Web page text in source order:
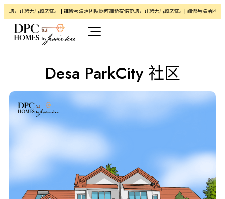
让您无后顾之忧。 | 维修与清洁团队随时准备提供协助，让您无后顾之忧。| 维修与清洁团队随时
Desa ParkCity 社区